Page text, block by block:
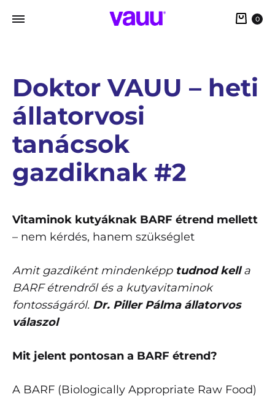
0
Doktor VAUU – heti
állatorvosi
tanácsok
gazdiknak #2
Vitaminok kutyáknak BARF étrend mellett
– nem kérdés, hanem szükséglet
Amit gazdiként mindenképp tudnod kella
BARF étrendről és a kutyavitaminok
fontosságáról. Dr. Piller Pálma állatorvos
válaszol
Mit jelent pontosan a BARF étrend?
A BARF (Biologically Appropriate Raw Food)